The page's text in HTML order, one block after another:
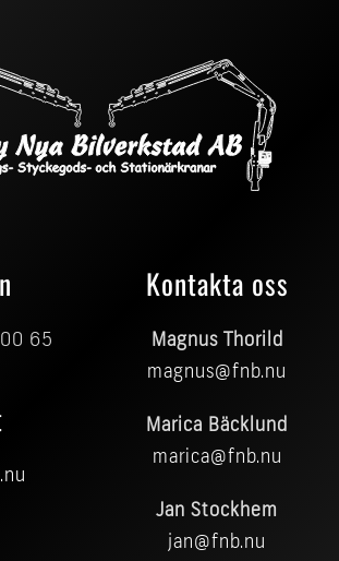
65
Kontakta oss
Magnus Thorild
magnus@fnb.nu
Marica Bäcklund
marica@fnb.nu
Jan Stockhem
jan@fnb.nu